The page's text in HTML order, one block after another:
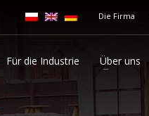
Die Firma
Für die Industrie Über uns